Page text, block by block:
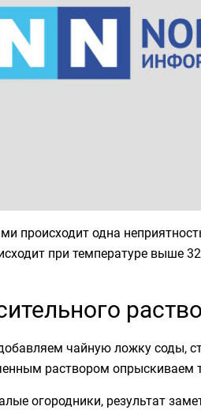
происходит одна
при температуре выше
чайную ложку соды,
раствором опрыскиваем
огородники, результат